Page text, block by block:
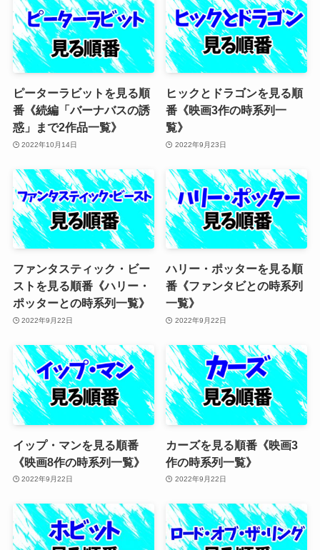
ピーターラビットを見る順
番《続編「バーナバスの誘
惑」まで2作品一覧》
2022年10月14日
ヒックとドラゴンを見る順
番《映画3作の時系列一
覧》
2022年9月23日
ファンタスティック・ビー
ストを見る順番《ハリー・
ポッターとの時系列一覧》
2022年9月22日
ハリー・ポッターを見る順
番《ファンタビとの時系列
一覧》
2022年9月22日
イップ・マンを見る順番
《映画8作の時系列一覧》
2022年9月22日
カーズを見る順番《映画3
作の時系列一覧》
2022年9月22日